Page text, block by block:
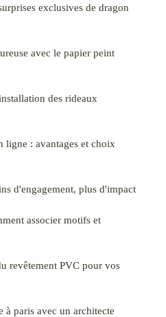
exclusives de dragon
avec le papier peint
des rideaux
ligne : avantages et choix
d'engagement, plus d'impact
associer motifs et
revêtement PVC pour vos
à paris avec un architecte